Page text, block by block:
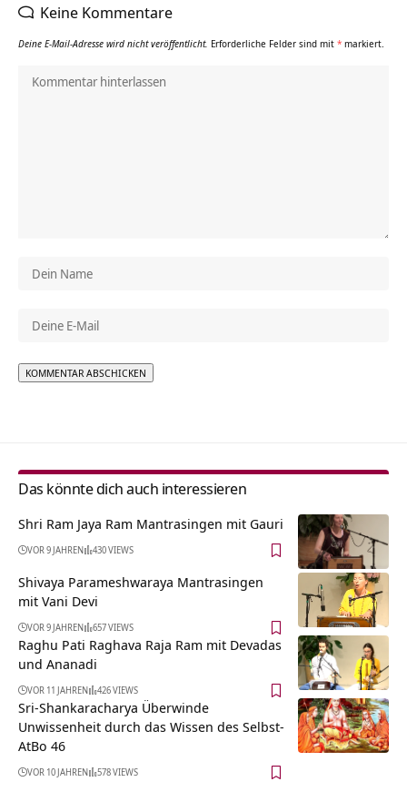
Keine Kommentare
Deine E-Mail-Adresse wird nicht veröffentlicht. Erforderliche Felder sind mit * markiert.
Das könnte dich auch interessieren
Shri Ram Jaya Ram Mantrasingen mit Gauri
VOR 9 JAHREN 430 VIEWS
Shivaya Parameshwaraya Mantrasingen
mit Vani Devi
VOR 9 JAHREN 657 VIEWS
Raghu Pati Raghava Raja Ram mit Devadas
und Ananadi
VOR 11 JAHREN 426 VIEWS
Sri-Shankaracharya Überwinde
Unwissenheit durch das Wissen des Selbst-
AtBo 46
VOR 10 JAHREN 578 VIEWS